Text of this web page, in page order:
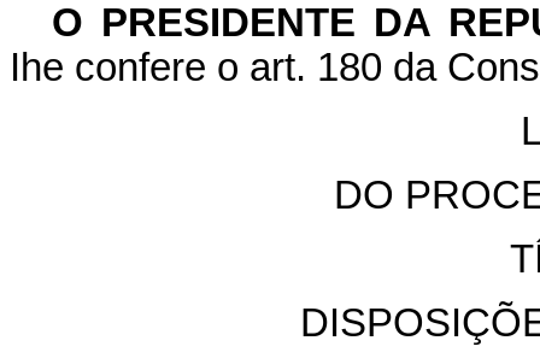
O PRESIDENTE DA
Ihe confere o art. 180 da
DO